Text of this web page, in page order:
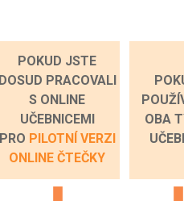
POKUD JSTE
DOSUD PRACOVALI
S ONLINE
UČEBNICEMI
PRO PILOTNÍ VERZI
ONLINE ČTEČKY
OBA